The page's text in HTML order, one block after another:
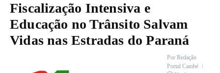
Fiscalização Intensiva e
Educação no Trânsito Salvam
Vidas nas Estradas do Paraná
Por Redação
Portal Cambé